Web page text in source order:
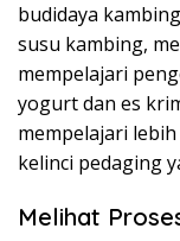
budidaya
susu kambing,
mempelajari
yogurt dan es
mempelajari
kelinci pedaging
Melihat